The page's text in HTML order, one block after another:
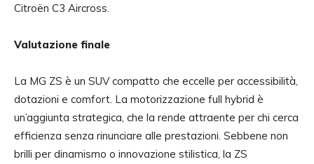
Citroën C3 Aircross.
Valutazione finale
La MG ZS è un SUV compatto che eccelle per accessibilità,
dotazioni e comfort. La motorizzazione full hybrid è
un’aggiunta strategica, che la rende attraente per chi cerca
efficienza senza rinunciare alle prestazioni. Sebbene non
brilli per dinamismo o innovazione stilistica, la ZS